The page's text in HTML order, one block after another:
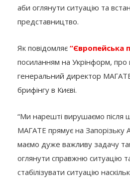
аби оглянути ситуацію та
представництво.
Як повідомляє “Європейська
посиланням на Укрінформ, про
генеральний директор
брифінгу в Києві.
“Ми нарешті вирушаємо після
МАГАТЕ прямує на Запорізьку
маємо дуже важливу задачу
оглянути справжню ситуацію
стабілізувати ситуацію